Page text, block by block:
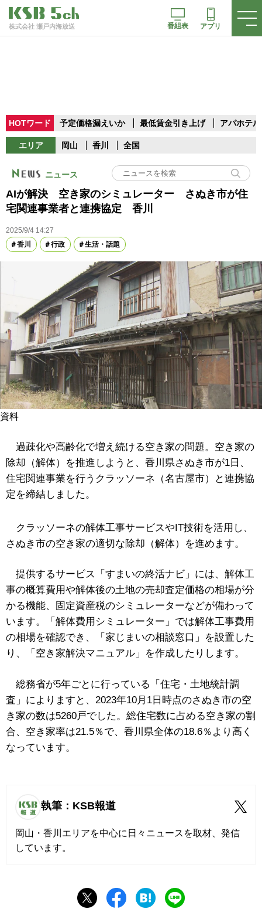
株式会社 瀬戸内海放送 番組表 アプリ
HOTワード 予定価格漏えいか 最低賃金引き上げ アパホテル
エリア 岡山 香川 全国
ニュース
AIが解決 空き家のシミュレーター さぬき市が住
宅関連事業者と連携協定 香川
2025/9/4 14:27
香川
行政 生活・話題
資料
過疎化や高齢化で増え続ける空き家の問題。空き家の
除却（解体）を推進しようと、香川県さぬき市が1日、
住宅関連事業を行うクラッソーネ（名古屋市）と連携協
定を締結しました。
クラッソーネの解体工事サービスやIT技術を活用し、
さぬき市の空き家の適切な除却（解体）を進めます。
提供するサービス「すまいの終活ナビ」には、解体工
事の概算費用や解体後の土地の売却査定価格の相場が分
かる機能、固定資産税のシミュレーターなどが備わって
います。「解体費用シミュレーター」では解体工事費用
の相場を確認でき、「家じまいの相談窓口」を設置した
り、「空き家解決マニュアル」を作成したりします。
総務省が5年ごとに行っている「住宅・土地統計調
査」によりますと、2023年10月1日時点のさぬき市の空
き家の数は5260戸でした。総住宅数に占める空き家の割
合、空き家率は21.5％で、香川県全体の18.6％より高く
なっています。
執筆：KSB報道
岡山・香川エリアを中心に日々ニュースを取材、発信
しています。